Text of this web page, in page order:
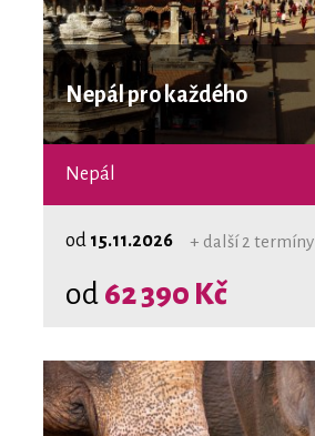
Nepál pro každého
Nepál
od 15.11.2026 + další 2 termíny
od 62 390 Kč